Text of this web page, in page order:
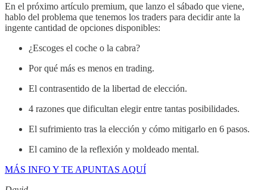
En el próximo artículo premium, que lanzo el sábado que viene,
hablo del problema que tenemos los traders para decidir ante la
ingente cantidad de opciones disponibles:
¿Escoges el coche o la cabra?
Por qué más es menos en trading.
El contrasentido de la libertad de elección.
4 razones que dificultan elegir entre tantas posibilidades.
El sufrimiento tras la elección y cómo mitigarlo en 6 pasos.
El camino de la reflexión y moldeado mental.
MÁS INFO Y TE APUNTAS AQUÍ